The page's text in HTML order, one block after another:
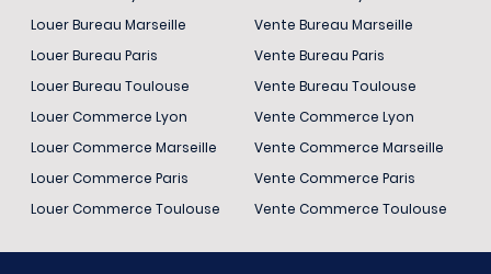
Louer Bureau Marseille
Louer Bureau Paris
Louer Bureau Toulouse
Louer Commerce Lyon
Louer Commerce Marseille
Louer Commerce Paris
Louer Commerce Toulouse
Vente Bureau Marseille
Vente Bureau Paris
Vente Bureau Toulouse
Vente Commerce Lyon
Vente Commerce Marseille
Vente Commerce Paris
Vente Commerce Toulouse